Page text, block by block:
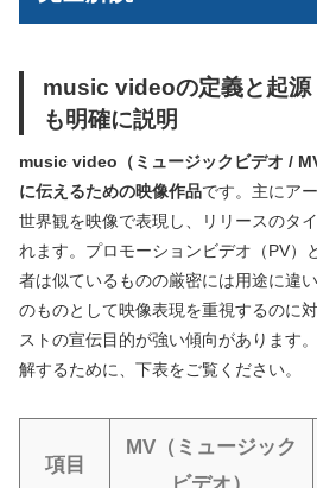
music videoの定義と起
も明確に説明
music video（ミュージックビデオ /
に伝えるための映像作品です。主にア
世界観を映像で表現し、リリースのタ
れます。プロモーションビデオ（PV）
者は似ているものの厳密には用途に違
のものとして映像表現を重視するのに
ストの宣伝目的が強い傾向があります
解するために、下表をご覧ください。
項目
MV（ミュージック